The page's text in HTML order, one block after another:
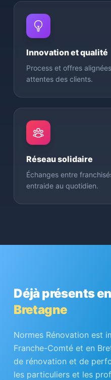
Innovation et qualité
Process et offres
attentes des clients.
Réseau solidaire
Échanges entre
entraide au quotidien.
Déjà présents en
Bretagne
Normes Rénovation est
Franche-Comté et en
de rénovation et de
les particuliers et les